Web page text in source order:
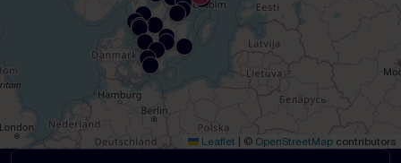
Leaflet © OpenStreetMap contributors